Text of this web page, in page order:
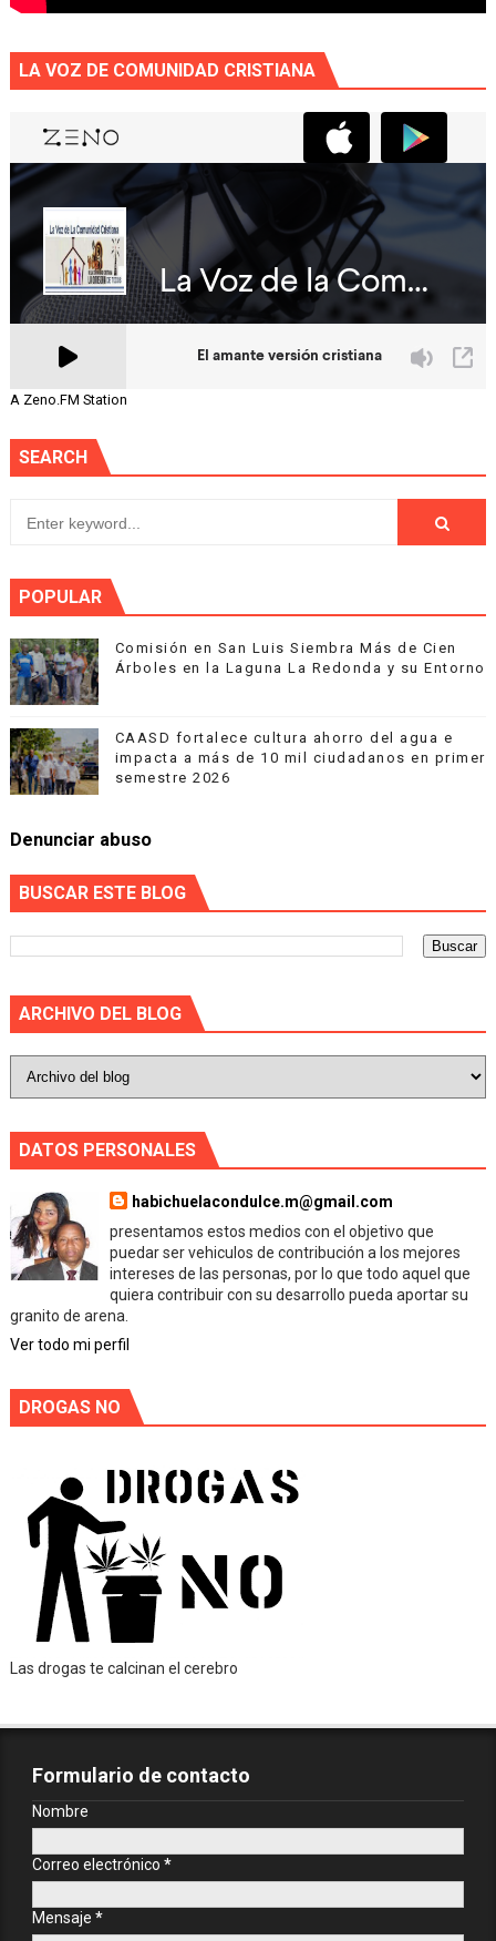
LA VOZ DE COMUNIDAD CRISTIANA
A Zeno.FM Station
SEARCH
POPULAR
Comisión en San Luis Siembra Más de Cien
Árboles en la Laguna La Redonda y su Entorno
CAASD fortalece cultura ahorro del agua e
impacta a más de 10 mil ciudadanos en primer
semestre 2026
Denunciar abuso
BUSCAR ESTE BLOG
ARCHIVO DEL BLOG
DATOS PERSONALES
habichuelacondulce.m@gmail.com
presentamos estos medios con el objetivo que
puedar ser vehiculos de contribución a los mejores
intereses de las personas, por lo que todo aquel que
quiera contribuir con su desarrollo pueda aportar su
granito de arena.
Ver todo mi perfil
DROGAS NO
Las drogas te calcinan el cerebro
Formulario de contacto
Nombre
Correo electrónico *
Mensaje *